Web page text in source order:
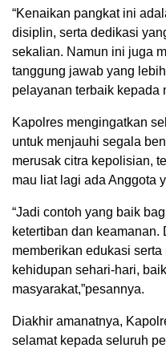
“Kenaikan pangkat ini
disiplin, serta dedikasi
sekalian. Namun ini juga
tanggung jawab yang
pelayanan terbaik kepada
Kapolres mengingatkan
untuk menjauhi segala
merusak citra kepolisian,
mau liat lagi ada Anggota
“Jadi contoh yang baik
ketertiban dan
memberikan edukasi
kehidupan sehari-hari,
masyarakat,”pesannya.
Diakhir amanatnya,
selamat kepada seluruh